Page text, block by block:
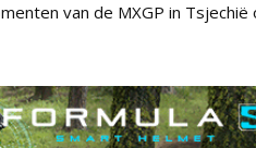
van de MXGP in Tsjechië